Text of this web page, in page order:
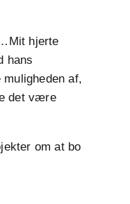
hjerte
hans
af,
det være
om at bo